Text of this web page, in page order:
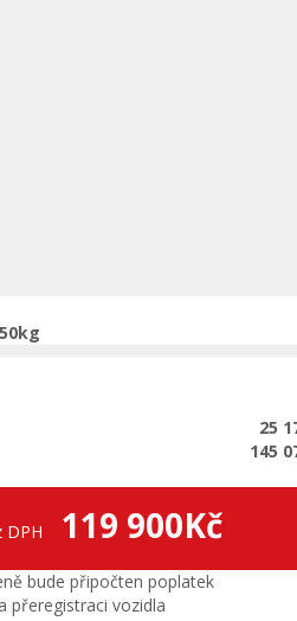
25
145
DPH 119 900Kč
bude připočten poplatek
přeregistraci vozidla